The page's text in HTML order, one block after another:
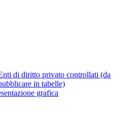
di diritto privato controllati (da
in tabelle)
grafica